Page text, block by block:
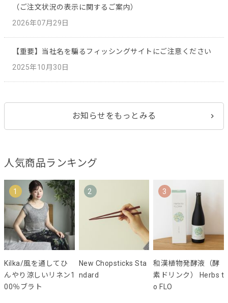
（ご注文状況の表示に関するご案内）
2026年07月29日
【重要】当社名を騙るフィッシングサイトにご注意ください
2025年10月30日
お知らせをもっとみる
人気商品ランキング
1
Kilka/風を通してひ
んやり涼しいリネン1
00％ブラト
2
New Chopsticks Sta
ndard
3
和漢植物発酵液（酵
素ドリンク） Herbs t
o FLO